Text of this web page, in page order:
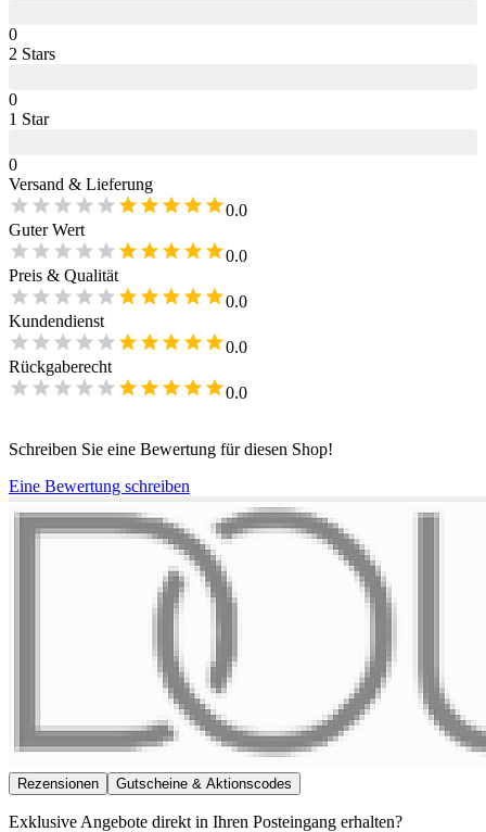
0
2 Stars
0
1 Star
0
Versand & Lieferung
0.0
Guter Wert
0.0
Preis & Qualität
0.0
Kundendienst
0.0
Rückgaberecht
0.0
Schreiben Sie eine Bewertung für diesen Shop!
Eine Bewertung schreiben
Rezensionen Gutscheine & Aktionscodes
Exklusive Angebote direkt in Ihren Posteingang erhalten?